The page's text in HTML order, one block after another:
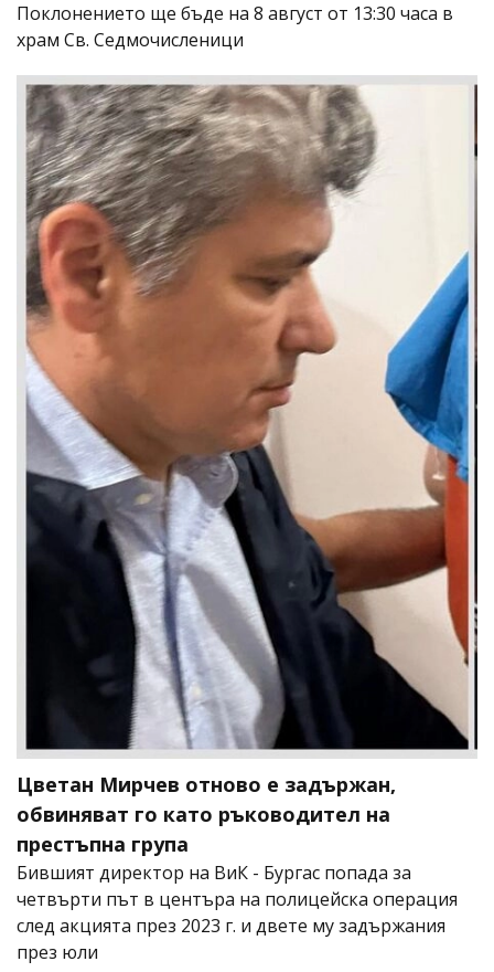
Поклонението ще бъде на 8 август от 13:30 часа в
храм Св. Седмочисленици
Цветан Мирчев отново е задържан,
обвиняват го като ръководител на
престъпна група
Бившият директор на ВиК - Бургас попада за
четвърти път в центъра на полицейска операция
след акцията през 2023 г. и двете му задържания
през юли